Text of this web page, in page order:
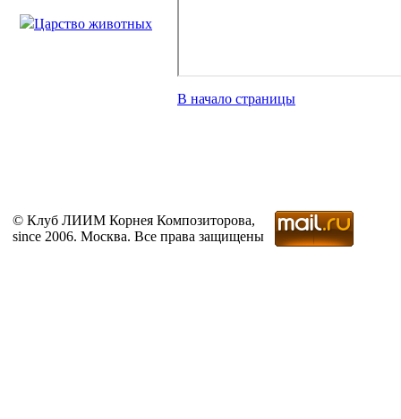
Царство животных
В начало страницы
© Клуб ЛИИМ Корнея Композиторова,
since 2006. Москва. Все права защищены